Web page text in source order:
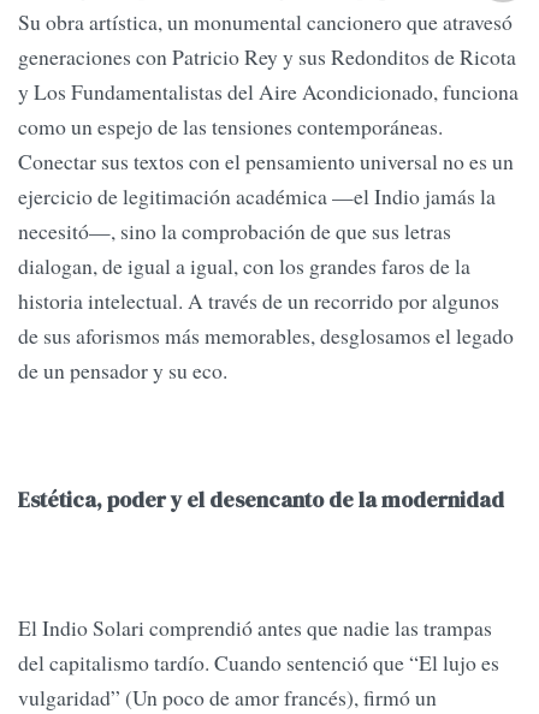
Su obra artística, un monumental cancionero que atravesó
generaciones con Patricio Rey y sus Redonditos de Ricota
y Los Fundamentalistas del Aire Acondicionado, funciona
como un espejo de las tensiones contemporáneas.
Conectar sus textos con el pensamiento universal no es un
ejercicio de legitimación académica —el Indio jamás la
necesitó—, sino la comprobación de que sus letras
dialogan, de igual a igual, con los grandes faros de la
historia intelectual. A través de un recorrido por algunos
de sus aforismos más memorables, desglosamos el legado
de un pensador y su eco.
Estética, poder y el desencanto de la modernidad
El Indio Solari comprendió antes que nadie las trampas
del capitalismo tardío. Cuando sentenció que “El lujo es
vulgaridad” (Un poco de amor francés), firmó un